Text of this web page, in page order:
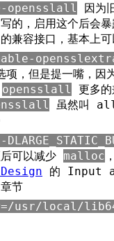
opensslall
因为
，启用这个后会暴
容接口，基本上可
项，但是提一嘴，因
opensslall
更多的
虽然叫
可以减少 malloc
的 Input
节
usr/local/